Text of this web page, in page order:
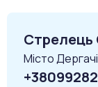
Стрелець
Місто Дергачі